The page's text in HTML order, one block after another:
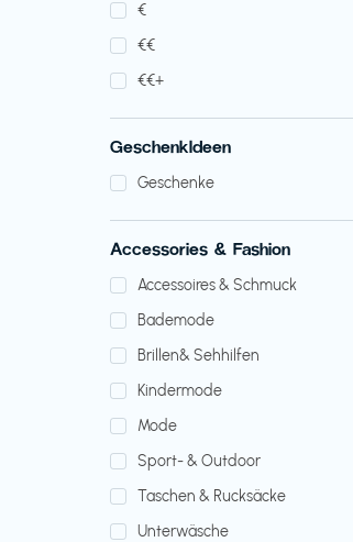
€‎
€‎€‎
€‎€‎+
GeschenkIdeen
Geschenke
Accessories & Fashion
Accessoires & Schmuck
Bademode
Brillen& Sehhilfen
Kindermode
Mode
Sport- & Outdoor
Taschen & Rucksäcke
Unterwäsche